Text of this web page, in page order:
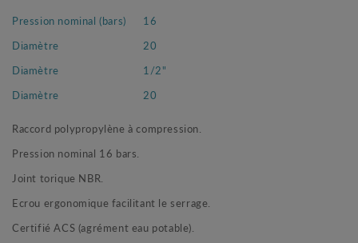
Pression nominal (bars)
16
Diamètre
20
Diamètre
1/2"
Diamètre
20
Raccord polypropylène à compression.
Pression nominal 16 bars.
Joint torique NBR.
Ecrou ergonomique facilitant le serrage.
Certifié ACS (agrément eau potable).